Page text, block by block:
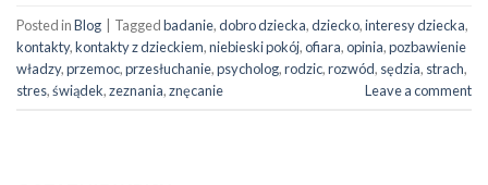
Posted inBlog Taggedbadanie,dobro dziecka,dziecko,interesy dziecka,
kontakty,kontakty z dzieckiem,niebieski pokój,ofiara,opinia,pozbawienie
władzy,przemoc,przesłuchanie,psycholog,rodzic,rozwód, sędzia, strach,
stres,świądek,zeznania,znęcanie Leave a comment